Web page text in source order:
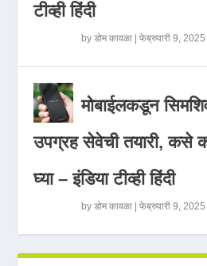
टीव्ही हिंदी
byडोम कावळा |फेब्रुवारी 9, 2025
मोबाईलकडून
उपग्रह सेवेची तयारी, कसे
घ्या – इंडिया टीव्ही हिंदी
byडोम कावळा |फेब्रुवारी 9, 2025